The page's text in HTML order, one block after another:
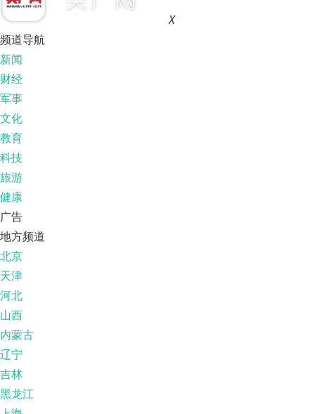
X
频道导航
新闻
财经
军事
文化
教育
科技
旅游
健康
广告
地方频道
北京
天津
河北
山西
内蒙古
辽宁
吉林
黑龙江